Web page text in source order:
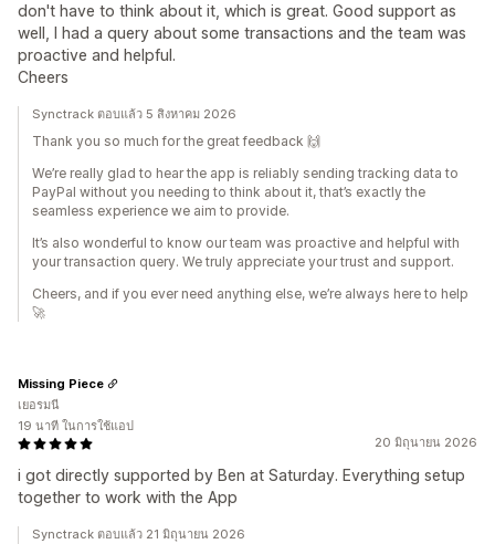
don't have to think about it, which is great. Good support as
well, I had a query about some transactions and the team was
proactive and helpful.
Cheers
Synctrack ตอบแล้ว 5 สิงหาคม 2026
Thank you so much for the great feedback 🙌
We’re really glad to hear the app is reliably sending tracking data to
PayPal without you needing to think about it, that’s exactly the
seamless experience we aim to provide.
It’s also wonderful to know our team was proactive and helpful with
your transaction query. We truly appreciate your trust and support.
Cheers, and if you ever need anything else, we’re always here to help
🚀
20 มิถุนายน 2026
i got directly supported by Ben at Saturday. Everything setup
together to work with the App
Missing Piece
เยอรมนี
19 นาที ในการใช้แอป
Synctrack ตอบแล้ว 21 มิถุนายน 2026